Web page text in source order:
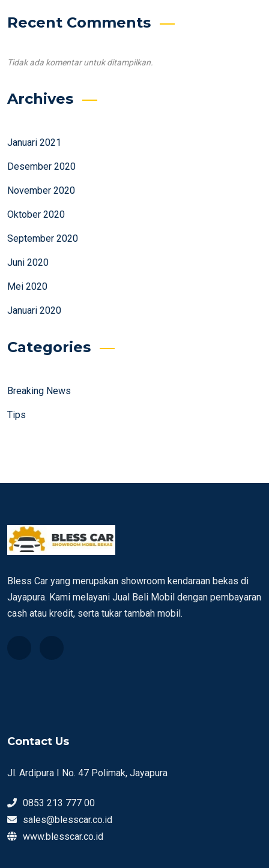
Recent Comments
Tidak ada komentar untuk ditampilkan.
Archives
Januari 2021
Desember 2020
November 2020
Oktober 2020
September 2020
Juni 2020
Mei 2020
Januari 2020
Categories
Breaking News
Tips
Bless Car yang merupakan showroom kendaraan bekas di
Jayapura. Kami melayani Jual Beli Mobil dengan pembayaran
cash atau kredit, serta tukar tambah mobil.
Contact Us
Jl. Ardipura I No. 47 Polimak, Jayapura
0853 213 777 00
sales@blesscar.co.id
www.blesscar.co.id